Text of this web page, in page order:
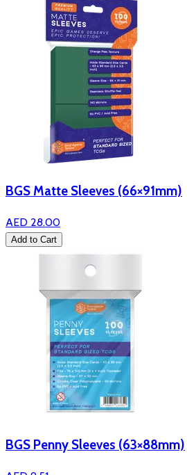
BGS Matte Sleeves (66×91mm)
AED 28.00
Add to Cart
BGS Penny Sleeves (63×88mm)